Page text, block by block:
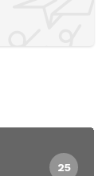
25